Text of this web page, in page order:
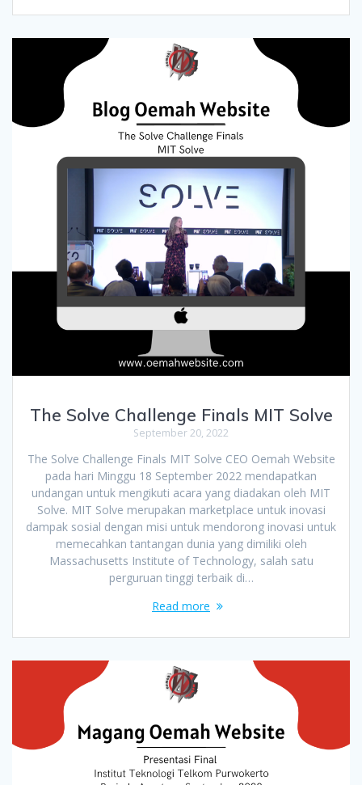
The Solve Challenge Finals MIT Solve
September 20, 2022
The Solve Challenge Finals MIT Solve CEO Oemah Website
pada hari Minggu 18 September 2022 mendapatkan
undangan untuk mengikuti acara yang diadakan oleh MIT
Solve. MIT Solve merupakan marketplace untuk inovasi
dampak sosial dengan misi untuk mendorong inovasi untuk
memecahkan tantangan dunia yang dimiliki oleh
Massachusetts Institute of Technology, salah satu
perguruan tinggi terbaik di…
Read more